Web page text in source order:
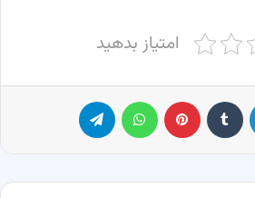
امتیاز بدهید
لینکدین ‫تامبلر پینترست